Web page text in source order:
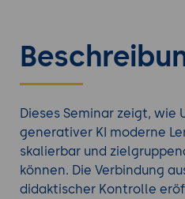
Dieses Seminar zeigt, wie
generativer KI moderne
skalierbar und
können. Die Verbindung
didaktischer Kontrolle